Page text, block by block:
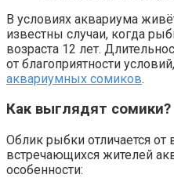
В условиях аквариума
известны случаи, когда
возраста 12 лет.
от благоприятности
аквариумных сомиков.
Как выглядят сомики?
Облик рыбки отличается от
встречающихся жителей
особенности: